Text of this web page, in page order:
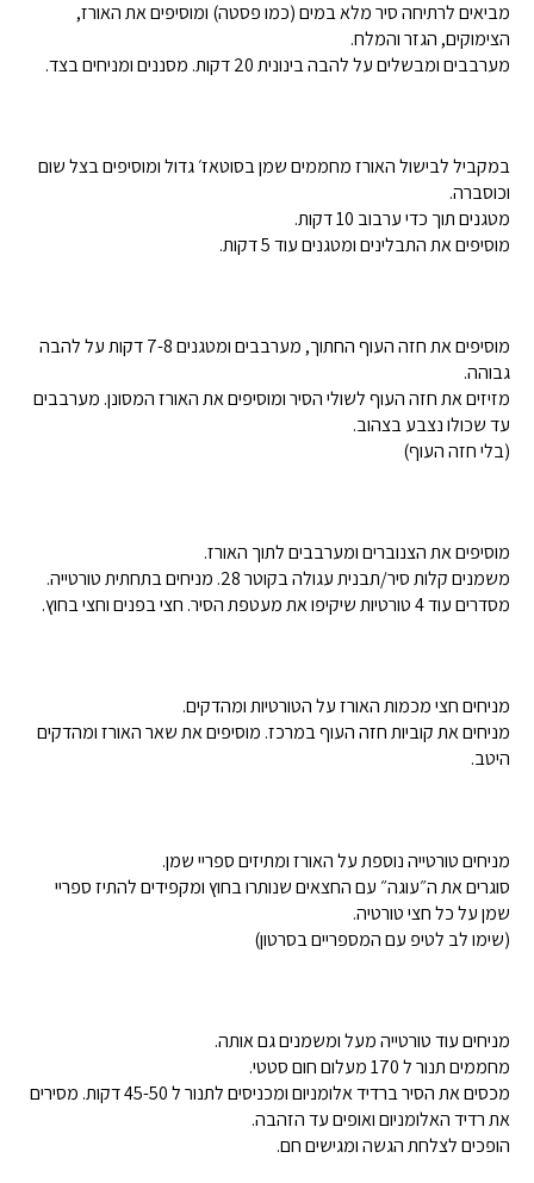
מביאים לרתיחה סיר מלא במים (כמו פסטה) ומוסיפים את האורז,
הצימוקים, הגזר והמלח.
מערבבים ומבשלים על להבה בינונית 20 דקות. מסננים ומניחים בצד.
במקביל לבישול האורז מחממים שמן בסוטאז׳ גדול ומוסיפים בצל שום
וכוסברה.
מטגנים תוך כדי ערבוב 10 דקות.
מוסיפים את התבלינים ומטגנים עוד 5 דקות.
מוסיפים את חזה העוף החתוך, מערבבים ומטגנים 7-8 דקות על להבה
גבוהה.
מזיזים את חזה העוף לשולי הסיר ומוסיפים את האורז המסונן. מערבבים
עד שכולו נצבע בצהוב.
(בלי חזה העוף)
מוסיפים את הצנוברים ומערבבים לתוך האורז.
משמנים קלות סיר/תבנית עגולה בקוטר 28. מניחים בתחתית טורטייה.
מסדרים עוד 4 טורטיות שיקיפו את מעטפת הסיר. חצי בפנים וחצי בחוץ.
מניחים חצי מכמות האורז על הטורטיות ומהדקים.
מניחים את קוביות חזה העוף במרכז. מוסיפים את שאר האורז ומהדקים
היטב.
מניחים טורטייה נוספת על האורז ומתיזים ספריי שמן.
סוגרים את ה״עוגה״ עם החצאים שנותרו בחוץ ומקפידים להתיז ספריי
שמן על כל חצי טורטיה.
(שימו לב לטיפ עם המספריים בסרטון)
מניחים עוד טורטייה מעל ומשמנים גם אותה.
מחממים תנור ל 170 מעלום חום סטטי.
מכסים את הסיר ברדיד אלומניום ומכניסים לתנור ל 45-50 דקות. מסירים
את רדיד האלומניום ואופים עד הזהבה.
הופכים לצלחת הגשה ומגישים חם.